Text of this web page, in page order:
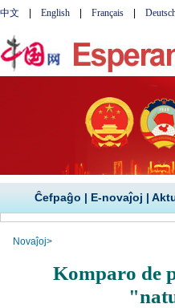
Ĉefpaĝo | E-novaĵoj |
Novaĵoj>
Komparo de